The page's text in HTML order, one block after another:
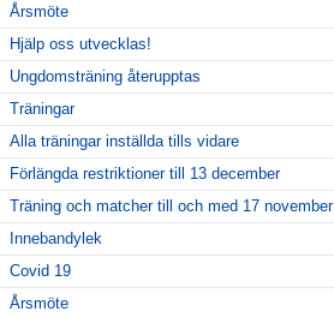
Årsmöte
Hjälp oss utvecklas!
Ungdomsträning återupptas
Träningar
Alla träningar inställda tills vidare
Förlängda restriktioner till 13 december
Träning och matcher till och med 17 november
Innebandylek
Covid 19
Årsmöte